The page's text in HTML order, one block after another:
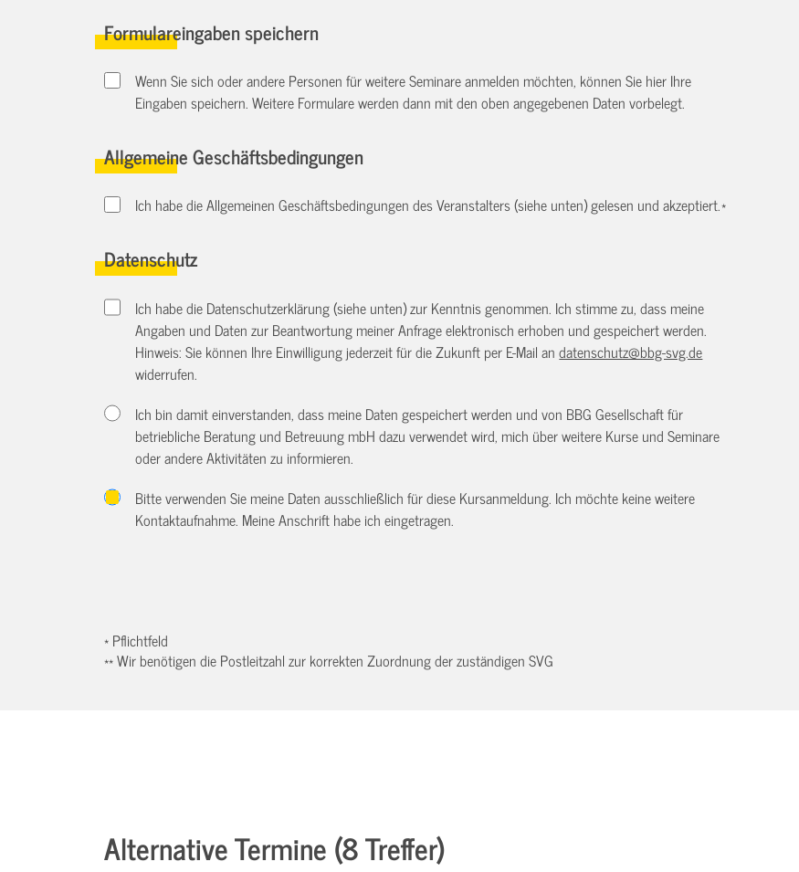
Formulareingaben speichern
Wenn Sie sich oder andere Personen für weitere Seminare anmelden möchten, können Sie hier Ihre
Eingaben speichern. Weitere Formulare werden dann mit den oben angegebenen Daten vorbelegt.
Allgemeine Geschäftsbedingungen
Ich habe die Allgemeinen Geschäftsbedingungen des Veranstalters (siehe unten) gelesen und akzeptiert.*
Datenschutz
Ich habe die Datenschutzerklärung (siehe unten) zur Kenntnis genommen. Ich stimme zu, dass meine
Angaben und Daten zur Beantwortung meiner Anfrage elektronisch erhoben und gespeichert werden.
Hinweis: Sie können Ihre Einwilligung jederzeit für die Zukunft per E-Mail andatenschutz@bbg-svg.de
widerrufen.
Ich bin damit einverstanden, dass meine Daten gespeichert werden und von BBG Gesellschaft für
betriebliche Beratung und Betreuung mbH dazu verwendet wird, mich über weitere Kurse und Seminare
oder andere Aktivitäten zu informieren.
Bitte verwenden Sie meine Daten ausschließlich für diese Kursanmeldung. Ich möchte keine weitere
Kontaktaufnahme. Meine Anschrift habe ich eingetragen.
* Pflichtfeld
** Wir benötigen die Postleitzahl zur korrekten Zuordnung der zuständigen SVG
Alternative Termine (8 Treffer)